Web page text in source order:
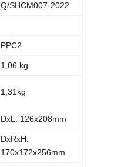
Q/SHCM007-2022
PPC2
1,06 kg
1,31kg
DxL: 126x208mm
DxRxH:
170x172x256mm